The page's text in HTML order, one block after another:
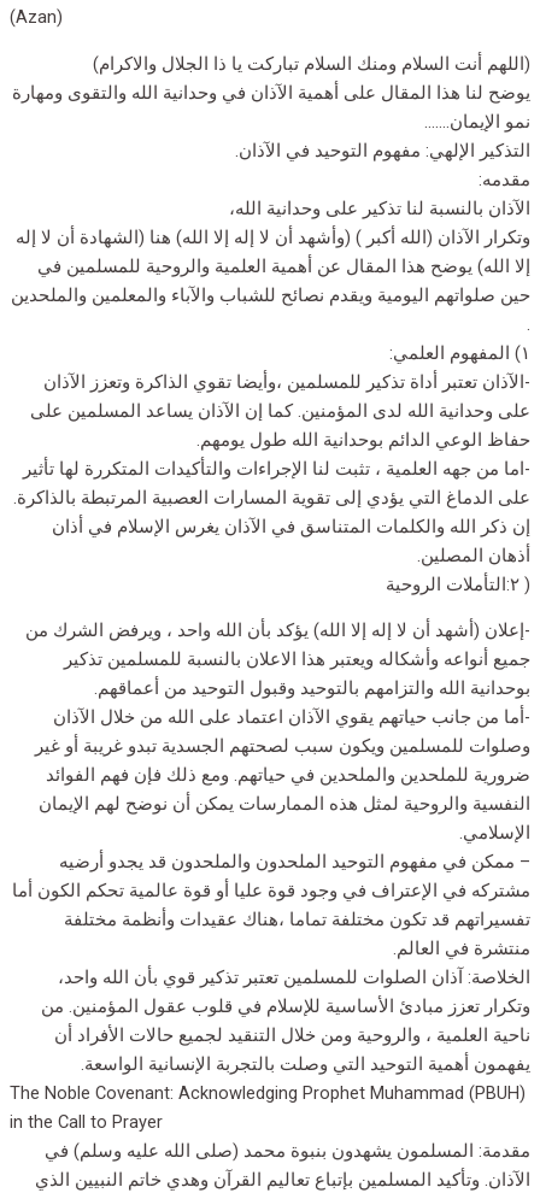
(Azan)
(اللهم أنت السلام ومنك السلام تباركت يا ذا الجلال والاكرام)
يوضح لنا هذا المقال على أهمية الآذان في وحدانية الله والتقوى ومهارة
نمو الإيمان…….
التذكير الإلهي: مفهوم التوحيد في الآذان.
مقدمه:
الآذان بالنسبة لنا تذكير على وحدانية الله،
وتكرار الآذان (الله أكبر ) (وأشهد أن لا إله إلا الله) هنا (الشهادة أن لا إله
إلا الله) يوضح هذا المقال عن أهمية العلمية والروحية للمسلمين في
حين صلواتهم اليومية ويقدم نصائح للشباب والآباء والمعلمين والملحدين
١) المفهوم العلمي:
-الآذان تعتبر أداة تذكير للمسلمين ،وأيضا تقوي الذاكرة وتعزز الآذان
على وحدانية الله لدى المؤمنين. كما إن الآذان يساعد المسلمين على
حفاظ الوعي الدائم بوحدانية الله طول يومهم.
-اما من جهه العلمية ، تثبت لنا الإجراءات والتأكيدات المتكررة لها تأثير
على الدماغ التي يؤدي إلى تقوية المسارات العصبية المرتبطة بالذاكرة.
إن ذكر الله والكلمات المتناسق في الآذان يغرس الإسلام في أذان
أذهان المصلين.
( ٢:التأملات الروحية
-إعلان (أشهد أن لا إله إلا الله) يؤكد بأن الله واحد ، ويرفض الشرك من
جميع أنواعه وأشكاله ويعتبر هذا الاعلان بالنسبة للمسلمين تذكير
بوحدانية الله والتزامهم بالتوحيد وقبول التوحيد من أعماقهم.
-أما من جانب حياتهم يقوي الآذان اعتماد على الله من خلال الآذان
وصلوات للمسلمين ويكون سبب لصحتهم الجسدية تبدو غريبة أو غير
ضرورية للملحدين والملحدين في حياتهم. ومع ذلك فإن فهم الفوائد
النفسية والروحية لمثل هذه الممارسات يمكن أن نوضح لهم الإيمان
الإسلامي.
– ممكن في مفهوم التوحيد الملحدون والملحدون قد يجدو أرضيه
مشتركه في الإعتراف في وجود قوة عليا أو قوة عالمية تحكم الكون أما
تفسيراتهم قد تكون مختلفة تماما ،هناك عقيدات وأنظمة مختلفة
منتشرة في العالم.
الخلاصة: آذان الصلوات للمسلمين تعتبر تذكير قوي بأن الله واحد،
وتكرار تعزز مبادئ الأساسية للإسلام في قلوب عقول المؤمنين. من
ناحية العلمية ، والروحية ومن خلال التنقيد لجميع حالات الأفراد أن
يفهمون أهمية التوحيد التي وصلت بالتجربة الإنسانية الواسعة.
The Noble Covenant: Acknowledging Prophet Muhammad (PBUH)
in the Call to Prayer
مقدمة: المسلمون يشهدون بنبوة محمد (صلى الله عليه وسلم) في
الآذان. وتأكيد المسلمين بإتباع تعاليم القرآن وهدي خاتم النبيين الذي